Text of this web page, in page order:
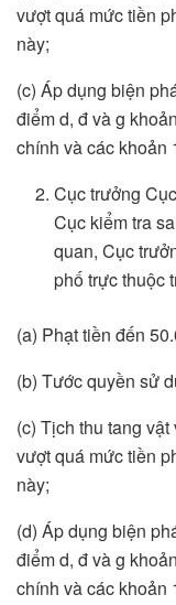
vượt quá mức tiền
này;
(c) Áp dụng biện
điểm d, đ và g
chính và các khoản
Cục trưởng
Cục kiểm tra
quan, Cục
phố trực thuộc
(a) Phạt tiền đến
(b) Tước quyền sử
(c) Tịch thu tang
vượt quá mức tiền
này;
(d) Áp dụng biện
điểm d, đ và g
chính và các khoản